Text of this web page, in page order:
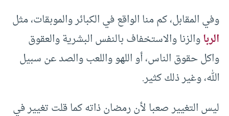
وفي المقابل، كم منا الواقع في الكبائر والموبقات، مثل
الرباوالزنا والاستخفاف بالنفس البشرية والعقوق
واكل حقوق الناس، أو اللهو واللعب والصد عن سبيل
الله، وغير ذلك كثير.
ليس التغيير صعبا لأن رمضان ذاته كما قلت تغيير في